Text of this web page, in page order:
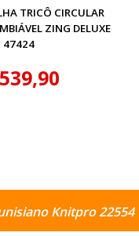
TRICÔ CIRCULAR
ZING DELUXE
47424
Knitpro 22554